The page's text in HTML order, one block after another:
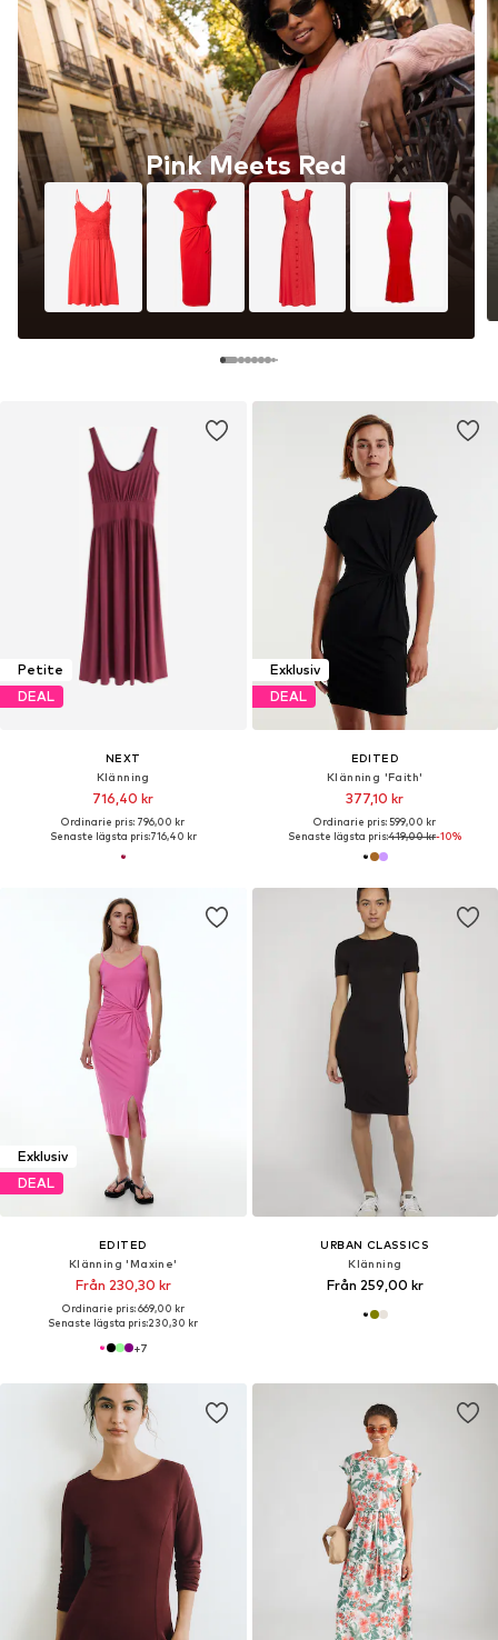
Petite
DEAL
NEXT
Klänning
716,40 kr
Ordinarie pris: 796,00 kr
Senaste lägsta pris:716,40 kr
Pink Meets Red
Exklusiv
DEAL
EDITED
Klänning 'Faith'
377,10 kr
Ordinarie pris: 599,00 kr
Senaste lägsta pris:419,00 kr-10%
Exklusiv
DEAL
EDITED
Klänning 'Maxine'
Från 230,30 kr
Ordinarie pris: 669,00 kr
Senaste lägsta pris:230,30 kr
+7
URBAN CLASSICS
Klänning
Från 259,00 kr